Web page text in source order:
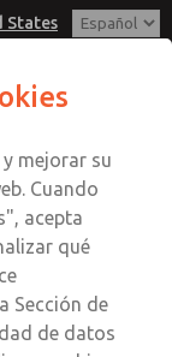
States
de Compra
mejorar su
Cuando
acepta
qué
Sección de
de datos